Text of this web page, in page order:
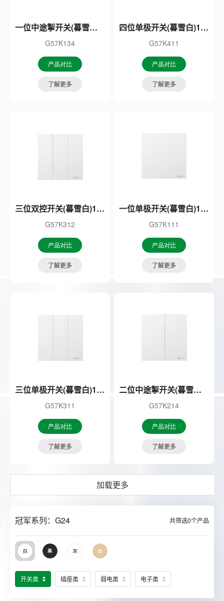
一位中途掣开关(暮雪白)16A
G57K134
产品对比
了解更多
四位单极开关(暮雪白)16A
G57K411
产品对比
了解更多
三位双控开关(暮雪白)16A
G57K312
产品对比
了解更多
一位单极开关(暮雪白)16A
G57K111
产品对比
了解更多
三位单极开关(暮雪白)16A
G57K311
产品对比
了解更多
二位中途掣开关(暮雪白)16A
G57K214
产品对比
了解更多
加载更多
冠军系列：G24 共筛选0个产品
开关类 插座类 弱电类 电子类